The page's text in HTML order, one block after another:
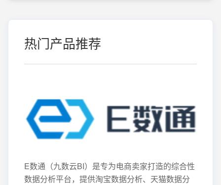
热门产品推荐
E数通（九数云BI）是专为电商卖家打造的综合性
数据分析平台，提供淘宝数据分析、天猫数据分